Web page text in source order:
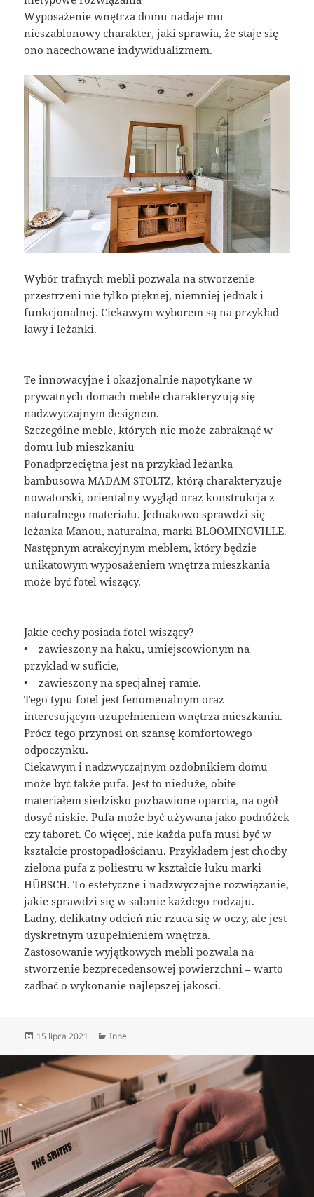
Wyposażenie wnętrza domu nadaje mu
nieszablonowy charakter, jaki sprawia, że staje się
ono nacechowane indywidualizmem.
Wybór trafnych mebli pozwala na stworzenie
przestrzeni nie tylko pięknej, niemniej jednak i
funkcjonalnej. Ciekawym wyborem są na przykład
ławy i leżanki.
Te innowacyjne i okazjonalnie napotykane w
prywatnych domach meble charakteryzują się
nadzwyczajnym designem.
Szczególne meble, których nie może zabraknąć w
domu lub mieszkaniu
Ponadprzeciętna jest na przykład leżanka
bambusowa MADAM STOLTZ, którą charakteryzuje
nowatorski, orientalny wygląd oraz konstrukcja z
naturalnego materiału. Jednakowo sprawdzi się
leżanka Manou, naturalna, marki BLOOMINGVILLE.
Następnym atrakcyjnym meblem, który będzie
unikatowym wyposażeniem wnętrza mieszkania
może być fotel wiszący.
Jakie cechy posiada fotel wiszący?
• zawieszony na haku, umiejscowionym na
przykład w suficie,
• zawieszony na specjalnej ramie.
Tego typu fotel jest fenomenalnym oraz
interesującym uzupełnieniem wnętrza mieszkania.
Prócz tego przynosi on szansę komfortowego
odpoczynku.
Ciekawym i nadzwyczajnym ozdobnikiem domu
może być także pufa. Jest to nieduże, obite
materiałem siedzisko pozbawione oparcia, na ogół
dosyć niskie. Pufa może być używana jako podnóżek
czy taboret. Co więcej, nie każda pufa musi być w
kształcie prostopadłościanu. Przykładem jest choćby
zielona pufa z poliestru w kształcie łuku marki
HÜBSCH. To estetyczne i nadzwyczajne rozwiązanie,
jakie sprawdzi się w salonie każdego rodzaju.
Ładny, delikatny odcień nie rzuca się w oczy, ale jest
dyskretnym uzupełnieniem wnętrza.
Zastosowanie wyjątkowych mebli pozwala na
stworzenie bezprecedensowej powierzchni – warto
zadbać o wykonanie najlepszej jakości.
Data
15 lipca 2021 Kategorie
Inne